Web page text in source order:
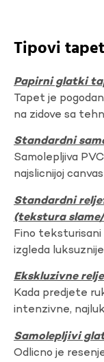
Tipovi
Papirni glatki
Tapet je
na zidove sa
Standardni
Samolepljiva
najslicnijoj
Standardni
(tekstura
Fino teksturisani
izgleda
Ekskluzivne
Kada predjete
intenzivne,
Samolepljivi
Odlicno je